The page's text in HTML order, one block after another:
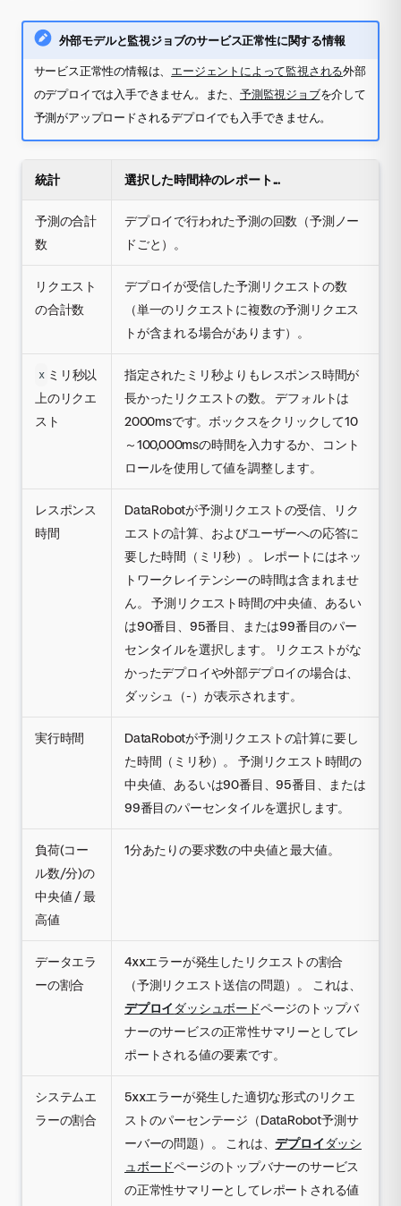
外部モデルと監視ジョブのサービス正常性に関する情報
サービス正常性の情報は、 エージェントによって監視される外部
のデプロイでは入手できません。また、 予測監視ジョブを介して
予測がアップロードされるデプロイでも入手できません。
統計 選択した時間枠のレポート...
予測の合計
数
デプロイで行われた予測の回数（予測ノー
ドごと）。
リクエスト
の合計数
デプロイが受信した予測リクエストの数
（単一のリクエストに複数の予測リクエス
トが含まれる場合があります）。
x ミリ秒以
上のリクエ
スト
指定されたミリ秒よりもレスポンス時間が
長かったリクエストの数。 デフォルトは
2000msです。ボックスをクリックして10
～100,000msの時間を入力するか、コント
ロールを使用して値を調整します。
レスポンス
時間
DataRobotが予測リクエストの受信、リク
エストの計算、およびユーザーへの応答に
要した時間（ミリ秒）。 レポートにはネッ
トワークレイテンシーの時間は含まれませ
ん。 予測リクエスト時間の中央値、あるい
は90番目、95番目、または99番目のパー
センタイルを選択します。 リクエストがな
かったデプロイや外部デプロイの場合は、
ダッシュ（-）が表示されます。
実行時間
DataRobotが予測リクエストの計算に要し
た時間（ミリ秒）。 予測リクエスト時間の
中央値、あるいは90番目、95番目、または
99番目のパーセンタイルを選択します。
負荷(コー
ル数/分)の
中央値 / 最
高値
1分あたりの要求数の中央値と最大値。
データエラ
ーの割合
4xxエラーが発生したリクエストの割合
（予測リクエスト送信の問題）。 これは、
デプロイ ダッシュボードページのトップバ
ナーのサービスの正常性サマリーとしてレ
ポートされる値の要素です。
システムエ
ラーの割合
5xxエラーが発生した適切な形式のリクエ
ストのパーセンテージ（DataRobot予測サ
ーバーの問題）。 これは、デプロイ ダッシ
ュボードページのトップバナーのサービス
の正常性サマリーとしてレポートされる値